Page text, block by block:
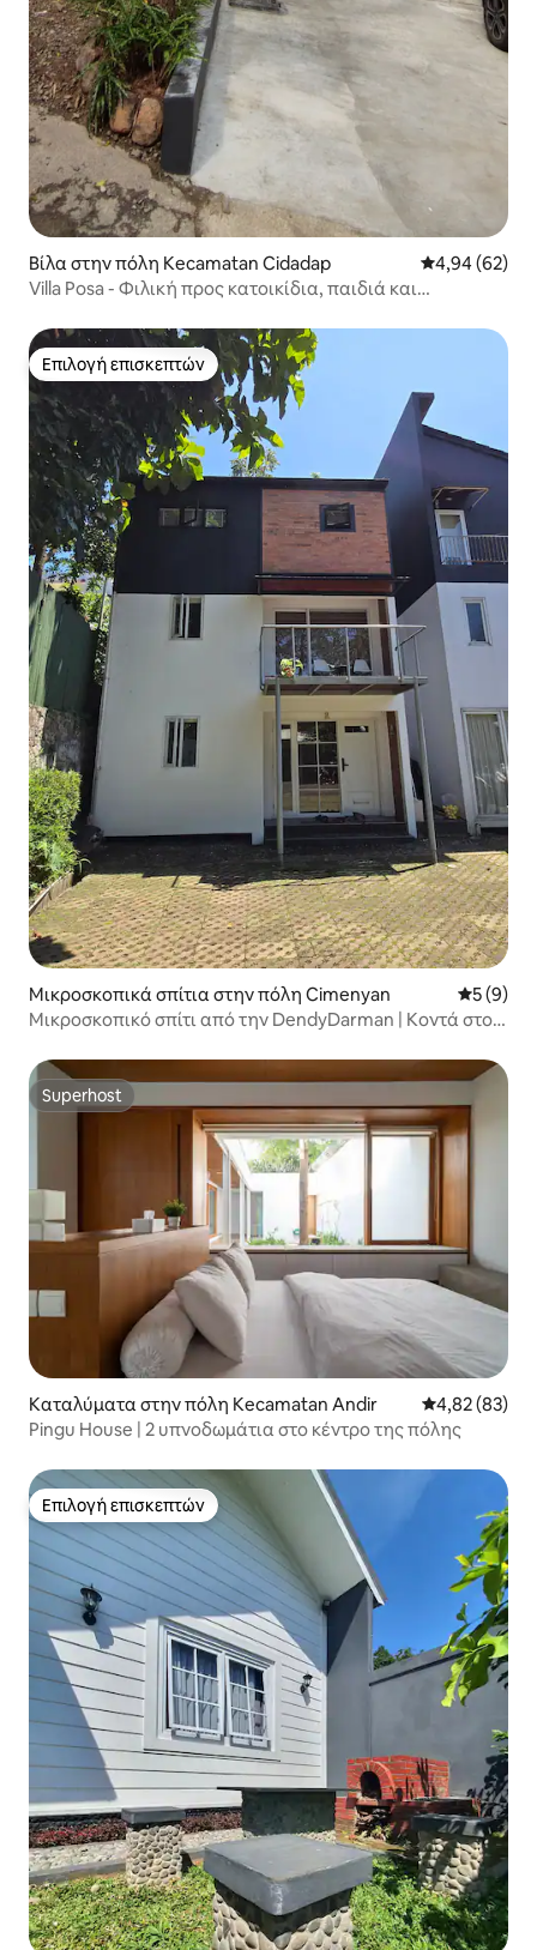
Βίλα στην πόλη Kecamatan Cidadap Μέση
4,94 (62)
Villa Posa - Φιλική προς κατοικίδια, παιδιά και
Επιλογή επισκεπτών
Επιλογή επισκεπτών
Μικροσκοπικά σπίτια στην πόλη Cimenyan Μέση
5 (9)
Μικροσκοπικό σπίτι από την DendyDarman | Κοντά στο
Superhost
Superhost
Καταλύματα στην πόλη Kecamatan Andir Μέση
4,82 (83)
Pingu House | 2 υπνοδωμάτια στο κέντρο της πόλης
Επιλογή επισκεπτών
Επιλογή επισκεπτών